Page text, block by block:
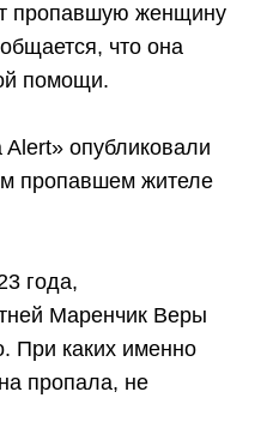
пропавшую женщину
что она
помощи.
опубликовали
пропавшем жителе
года,
Маренчик Веры
При каких именно
пропала, не